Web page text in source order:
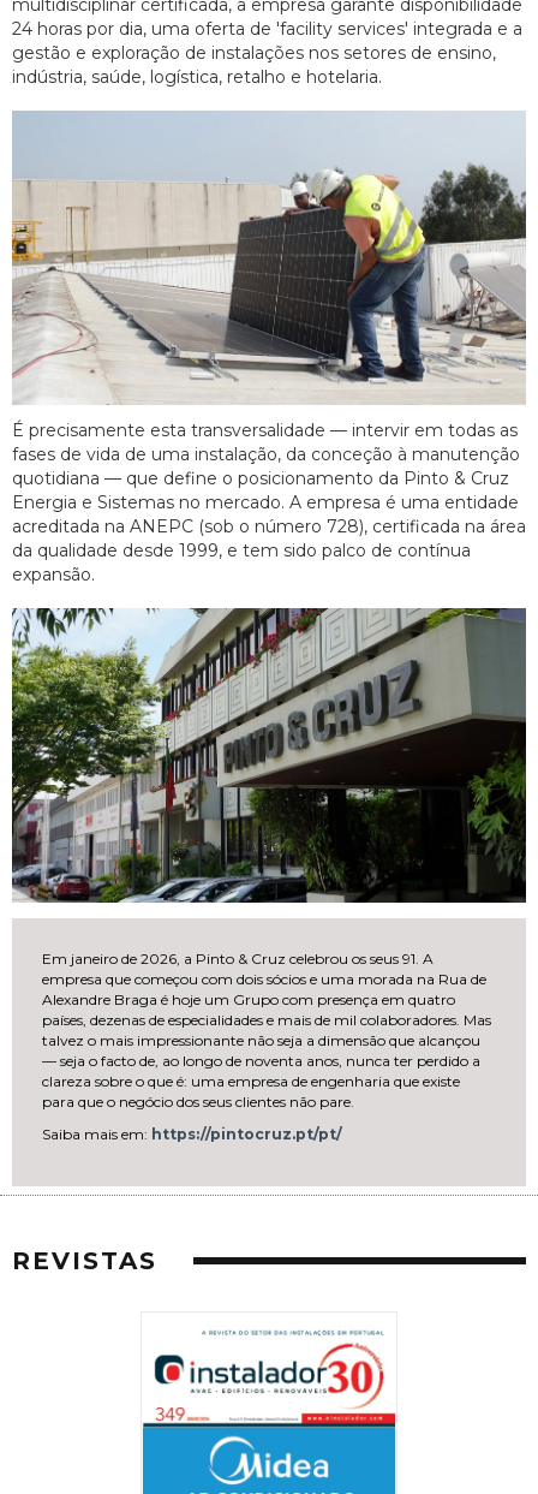
multidisciplinar certificada, a empresa garante disponibilidade
24 horas por dia, uma oferta de 'facility services' integrada e a
gestão e exploração de instalações nos setores de ensino,
indústria, saúde, logística, retalho e hotelaria.
É precisamente esta transversalidade — intervir em todas as
fases de vida de uma instalação, da conceção à manutenção
quotidiana — que define o posicionamento da Pinto & Cruz
Energia e Sistemas no mercado. A empresa é uma entidade
acreditada na ANEPC (sob o número 728), certificada na área
da qualidade desde 1999, e tem sido palco de contínua
expansão.
Em janeiro de 2026, a Pinto & Cruz celebrou os seus 91. A
empresa que começou com dois sócios e uma morada na Rua de
Alexandre Braga é hoje um Grupo com presença em quatro
países, dezenas de especialidades e mais de mil colaboradores. Mas
talvez o mais impressionante não seja a dimensão que alcançou
— seja o facto de, ao longo de noventa anos, nunca ter perdido a
clareza sobre o que é: uma empresa de engenharia que existe
para que o negócio dos seus clientes não pare.
Saiba mais em: https://pintocruz.pt/pt/
REVISTAS